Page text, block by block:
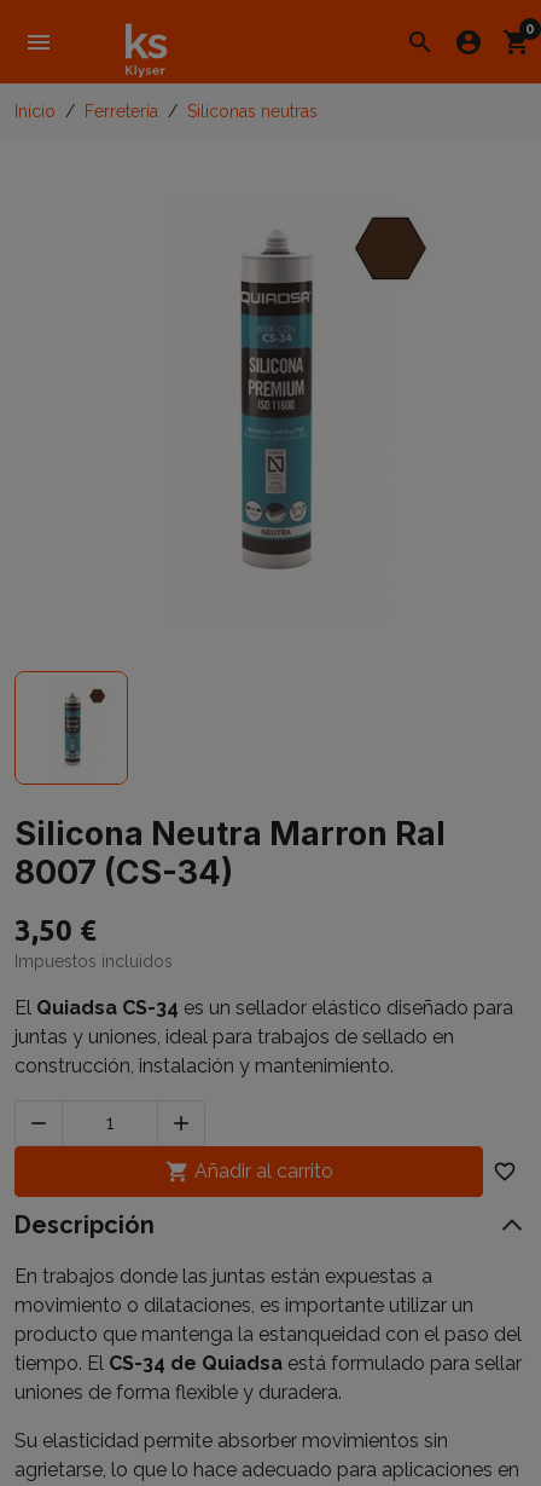
search
menu account_circle shopping_cart0
Inicio Ferretería Siliconas neutras
Silicona Neutra Marron Ral
8007 (CS-34)
3,50 €
Impuestos incluidos
El Quiadsa CS-34 es un sellador elástico diseñado para
juntas y uniones, ideal para trabajos de sellado en
construcción, instalación y mantenimiento.


 Añadir al carrito favorite_border
Descripción
En trabajos donde las juntas están expuestas a
movimiento o dilataciones, es importante utilizar un
producto que mantenga la estanqueidad con el paso del
tiempo. El CS-34 de Quiadsa está formulado para sellar
uniones de forma flexible y duradera.
Su elasticidad permite absorber movimientos sin
agrietarse, lo que lo hace adecuado para aplicaciones en